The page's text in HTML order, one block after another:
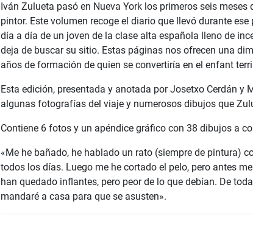
Iván Zulueta pasó en Nueva York los primeros seis
pintor. Este volumen recoge el diario que llevó durante
día a día de un joven de la clase alta española lleno de
deja de buscar su sitio. Estas páginas nos ofrecen una
años de formación de quien se convertiría en el enfant
Esta edición, presentada y anotada por Josetxo Cerdán y
algunas fotografías del viaje y numerosos dibujos que
Contiene 6 fotos y un apéndice gráfico con 38 dibujos a
«Me he bañado, he hablado un rato (siempre de pintura)
todos los días. Luego me he cortado el pelo, pero antes
han quedado inflantes, pero peor de lo que debían. De
mandaré a casa para que se asusten».